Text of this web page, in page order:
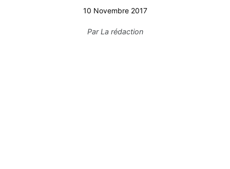
10 Novembre 2017
ParLa rédaction